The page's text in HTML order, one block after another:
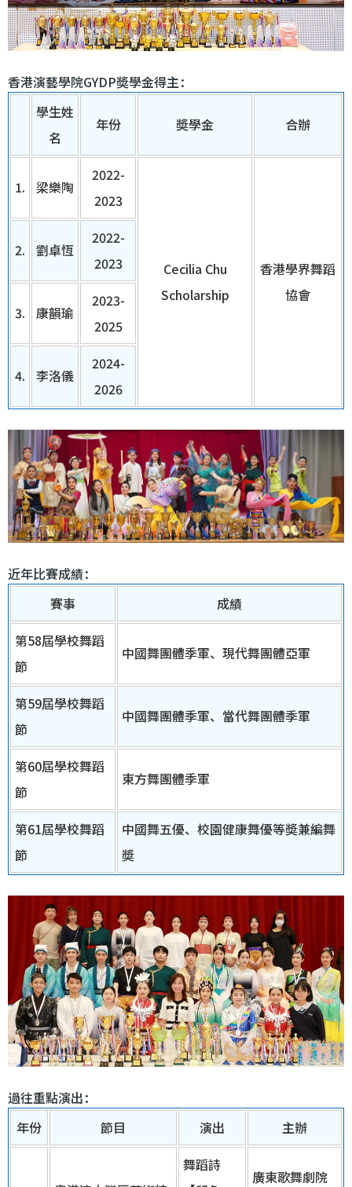
香港演藝學院GYDP奬學金得主：
學生姓
名
年份 奬學金 合辦
1. 梁樂陶
2022-
2023
Cecilia Chu
Scholarship
香港學界舞蹈
協會
2. 劉卓恆
2022-
2023
3. 康韻瑜
2023-
2025
4. 李洛儀
2024-
2026
近年比賽成績：
賽事
成績
第58屆學校舞蹈
節
中國舞團體季軍、現代舞團體亞軍
第59屆學校舞蹈
節
中國舞團體季軍、當代舞團體季軍
第60屆學校舞蹈
節
東方舞團體季軍
第61屆學校舞蹈
節
中國舞五優、校園健康舞優等奬兼編舞
奬
過往重點演出：
年份
節目 演出 主辦
舞蹈詩
廣東歌舞劇院